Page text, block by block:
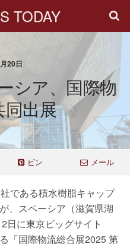
TODAY
20日
シア、国際物
出展
ピン メール
である積水樹脂キャップ
、スペーシア（滋賀県湖
日に東京ビッグサイト
「国際物流総合展2025 第